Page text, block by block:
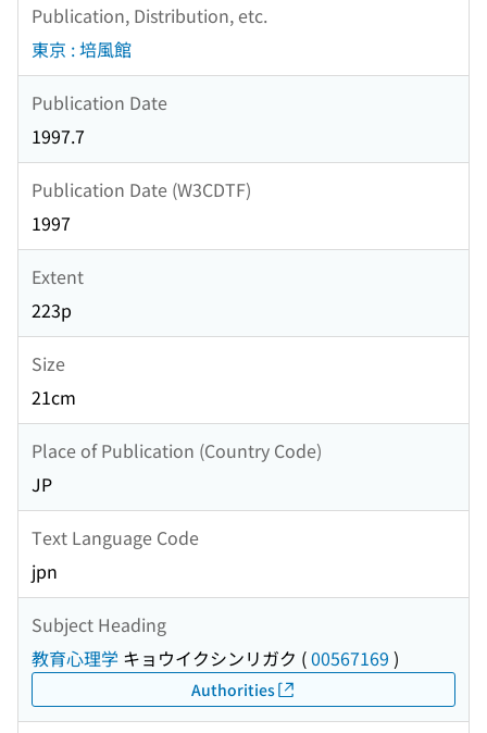
Publication, Distribution, etc.
東京 : 培風館
Publication Date
1997.7
Publication Date (W3CDTF)
1997
Extent
223p
Size
21cm
Place of Publication (Country Code)
JP
Text Language Code
jpn
Subject Heading
教育心理学 キョウイクシンリガク (00567169 )
Authorities